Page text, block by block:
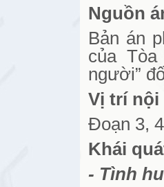
Nguồn
Bản án
của
người”
Vị trí nội
Đoạn 3,
Khái
- Tình